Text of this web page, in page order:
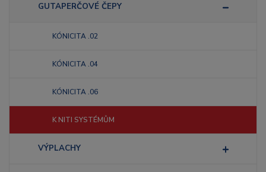
GUTAPERČOVÉ ČEPY
KÓNICITA .02
KÓNICITA .04
KÓNICITA .06
K NITI SYSTÉMŮM
VÝPLACHY